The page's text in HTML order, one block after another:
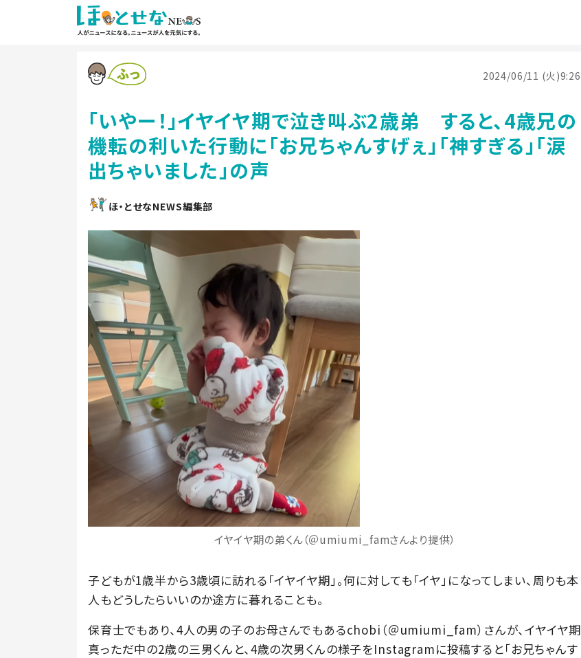
2024/06/11 (火)9:26
「いやー！」イヤイヤ期で泣き叫ぶ2歳弟 すると、4歳兄の
機転の利いた行動に「お兄ちゃんすげぇ」「神すぎる」「涙
出ちゃいました」の声
ほ・とせなNEWS編集部
イヤイヤ期の弟くん（＠umiumi_famさんより提供）
子どもが1歳半から3歳頃に訪れる「イヤイヤ期」。何に対しても「イヤ」になってしまい、周りも本
人もどうしたらいいのか途方に暮れることも。
保育士でもあり、4人の男の子のお母さんでもあるchobi（＠umiumi_fam）さんが、イヤイヤ期
真っただ中の2歳の三男くんと、4歳の次男くんの様子をInstagramに投稿すると「お兄ちゃんす